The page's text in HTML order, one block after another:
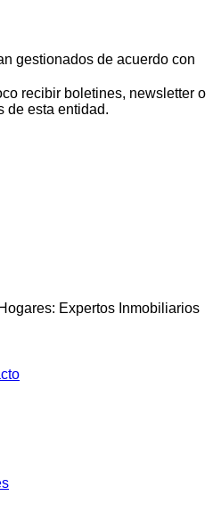
gestionados de acuerdo con
recibir boletines, newsletter o
de esta entidad.
Expertos Inmobiliarios